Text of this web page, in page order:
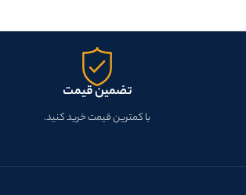
تضمین قیمت
با کمترین قیمت خرید کنید.